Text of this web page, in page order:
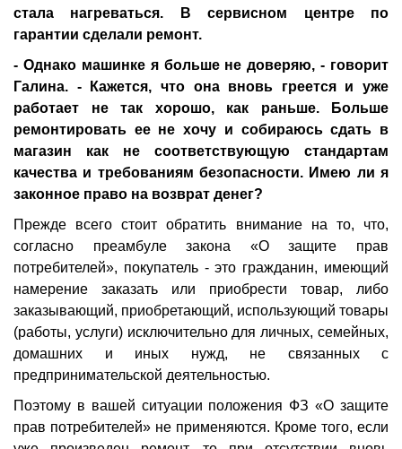
стала нагреваться. В сервисном центре по
гарантии сделали ремонт.
- Однако машинке я больше не доверяю, - говорит
Галина. - Кажется, что она вновь греется и уже
работает не так хорошо, как раньше. Больше
ремонтировать ее не хочу и собираюсь сдать в
магазин как не соответствующую стандартам
качества и требованиям безопасности. Имею ли я
законное право на возврат денег?
Прежде всего стоит обратить внимание на то, что,
согласно преамбуле закона «О защите прав
потребителей», покупатель - это гражданин, имеющий
намерение заказать или приобрести товар, либо
заказывающий, приобретающий, использующий товары
(работы, услуги) исключительно для личных, семейных,
домашних и иных нужд, не связанных с
предпринимательской деятельностью.
Поэтому в вашей ситуации положения ФЗ «О защите
прав потребителей» не применяются. Кроме того, если